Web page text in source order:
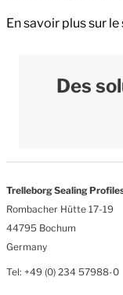
En savoir plus sur
Des
Trelleborg Sealing
Rombacher Hütte 17-19
44795 Bochum
Germany
Tel: +49 (0) 234 57988-0